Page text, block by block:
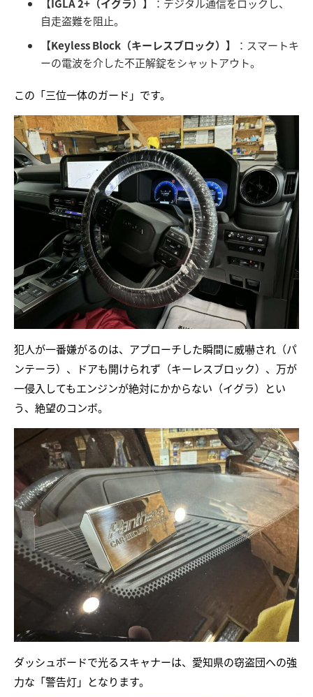
【IGLA 2+（イグラ）】
：デジタル通信をロックし、
自走盗難を阻止。
【Keyless Block（キーレスブロック）】
：スマートキ
ーの電波を介した不正解錠をシャットアウト。
この「三位一体のガード」です。
犯人が一番嫌がるのは、アプローチした瞬間に威嚇され（パ
ンテーラ）、ドアも開けられず（キーレスブロック）、万が
一侵入してもエンジンが絶対にかからない（イグラ）とい
う、絶望のコンボ。
ダッシュボードで光るスキャナーは、愛知県の窃盗団への強
力な「警告灯」となります。